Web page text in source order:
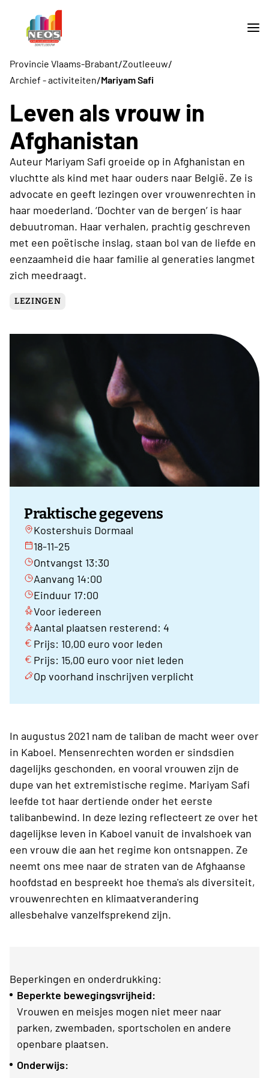
Provincie Vlaams-Brabant/Zoutleeuw/
Archief - activiteiten/Mariyam Safi
Leven als vrouw in
Afghanistan
Auteur Mariyam Safi groeide op in Afghanistan en
vluchtte als kind met haar ouders naar België. Ze is
advocate en geeft lezingen over vrouwenrechten in
haar moederland. ‘Dochter van de bergen’ is haar
debuutroman. Haar verhalen, prachtig geschreven
met een poëtische inslag, staan bol van de liefde en
eenzaamheid die haar familie al generaties langmet
zich meedraagt.
LEZINGEN
Praktische gegevens
Kostershuis Dormaal
18-11-25
Ontvangst 13:30
Aanvang 14:00
Einduur 17:00
Voor iedereen
Aantal plaatsen resterend: 4
Prijs: 10,00 euro voor leden
Prijs: 15,00 euro voor niet leden
Op voorhand inschrijven verplicht
In augustus 2021 nam de taliban de macht weer over
in Kaboel. Mensenrechten worden er sindsdien
dagelijks geschonden, en vooral vrouwen zijn de
dupe van het extremistische regime. Mariyam Safi
leefde tot haar dertiende onder het eerste
talibanbewind. In deze lezing reflecteert ze over het
dagelijkse leven in Kaboel vanuit de invalshoek van
een vrouw die aan het regime kon ontsnappen. Ze
neemt ons mee naar de straten van de Afghaanse
hoofdstad en bespreekt hoe thema's als diversiteit,
vrouwenrechten en klimaatverandering
allesbehalve vanzelfsprekend zijn.
Beperkingen en onderdrukking:
Beperkte bewegingsvrijheid:
Vrouwen en meisjes mogen niet meer naar
parken, zwembaden, sportscholen en andere
openbare plaatsen.
Onderwijs: